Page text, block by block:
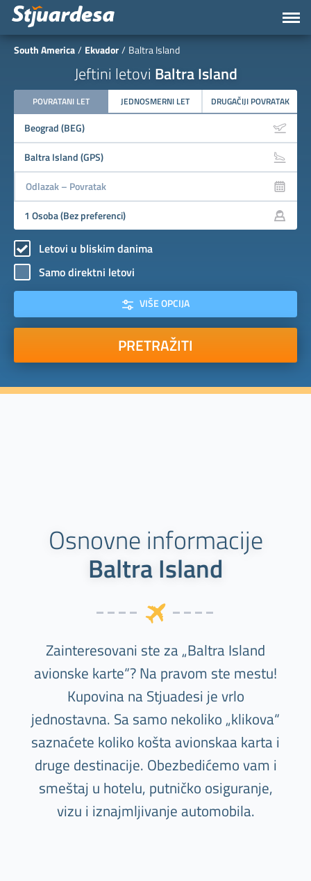
South America Ekvador Baltra Island
Jeftini letovi Baltra Island
POVRATANI LET JEDNOSMERNI LET DRUGAČIJI POVRATAK
Letovi u bliskim danima
Samo direktni letovi
VIŠE OPCIJA
PRETRAŽITI
Osnovne informacije
Baltra Island
Zainteresovani ste za „Baltra Island
avionske karte“? Na pravom ste mestu!
Kupovina na Stjuadesi je vrlo
jednostavna. Sa samo nekoliko „klikova“
saznaćete koliko košta avionskaa karta i
druge destinacije. Obezbedićemo vam i
smeštaj u hotelu, putničko osiguranje,
vizu i iznajmljivanje automobila.